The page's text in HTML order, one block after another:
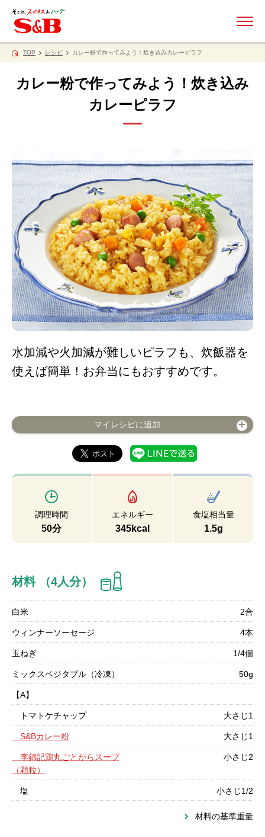
TOP レシピ カレー粉で作ってみよう！炊き込みカレーピラフ
カレー粉で作ってみよう！炊き込み
カレーピラフ
水加減や火加減が難しいピラフも、炊飯器を
使えば簡単！お弁当にもおすすめです。
マイレシピに追加
調理時間
50分
エネルギー
345kcal
食塩相当量
1.5g
材料 （4人分）
白米 2合
ウィンナーソーセージ 4本
玉ねぎ 1/4個
ミックスベジタブル（冷凍） 50g
【A】
トマトケチャップ 大さじ1
S&Bカレー粉 大さじ1
李錦記鶏丸ごとがらスープ
（顆粒）
小さじ2
塩 小さじ1/2
材料の基準重量